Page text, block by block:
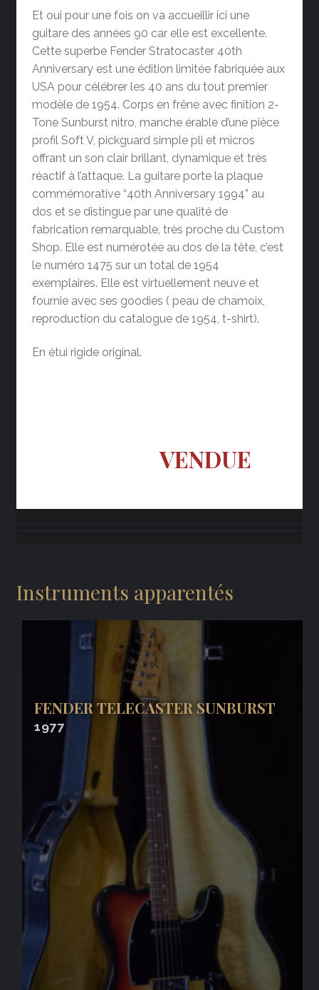
Et oui pour une fois on va accueillir ici une
guitare des années 90 car elle est excellente.
Cette superbe Fender Stratocaster 40th
Anniversary est une édition limitée fabriquée aux
USA pour célébrer les 40 ans du tout premier
modèle de 1954. Corps en frêne avec finition 2-
Tone Sunburst nitro, manche érable d’une pièce
profil Soft V, pickguard simple pli et micros
offrant un son clair brillant, dynamique et très
réactif à l’attaque. La guitare porte la plaque
commémorative “40th Anniversary 1994” au
dos et se distingue par une qualité de
fabrication remarquable, très proche du Custom
Shop. Elle est numérotée au dos de la tête, c’est
le numéro 1475 sur un total de 1954
exemplaires. Elle est virtuellement neuve et
fournie avec ses goodies ( peau de chamoix,
reproduction du catalogue de 1954, t-shirt).
En étui rigide original.
VENDUE
Instruments apparentés
FENDER TELECASTER SUNBURST
1977